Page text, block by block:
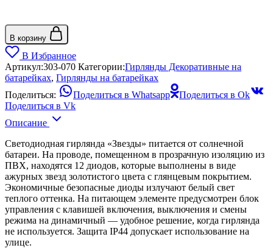
В корзину
В Избранное
Артикул:303-070 Категории:Гирлянды Декоративные на
батарейках, Гирлянды на батарейках
Поделиться:
Поделиться в Whatsapp
Поделиться в Ok
Поделиться в Vk
Описание
Светодиодная гирлянда «Звезды» питается от солнечной
батареи. На проводе, помещенном в прозрачную изоляцию из
ПВХ, находятся 12 диодов, которые выполнены в виде
ажурных звезд золотистого цвета с глянцевым покрытием.
Экономичные безопасные диоды излучают белый свет
теплого оттенка. На питающем элементе предусмотрен блок
управления с клавишей включения, выключения и смены
режима на динамичный — удобное решение, когда гирлянда
не используется. Защита IP44 допускает использование на
улице.